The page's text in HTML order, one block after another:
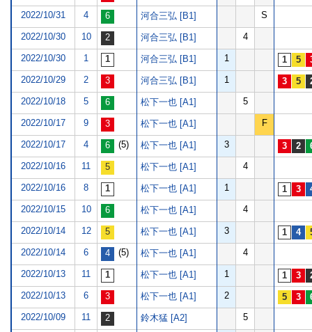
2022/10/31 4 河合三弘 [B1] S
2022/10/30 10 河合三弘 [B1] 4
2022/10/30 1 河合三弘 [B1] 1
2022/10/29 2 河合三弘 [B1] 1
2022/10/18 5 松下一也 [A1] 5
2022/10/17 9 松下一也 [A1] F
2022/10/17 4 (5) 松下一也 [A1] 3
2022/10/16 11 松下一也 [A1] 4
2022/10/16 8 松下一也 [A1] 1
2022/10/15 10 松下一也 [A1] 4
2022/10/14 12 松下一也 [A1] 3
2022/10/14 6 (5) 松下一也 [A1] 4
2022/10/13 11 松下一也 [A1] 1
2022/10/13 6 松下一也 [A1] 2
2022/10/09 11 鈴木猛 [A2] 5